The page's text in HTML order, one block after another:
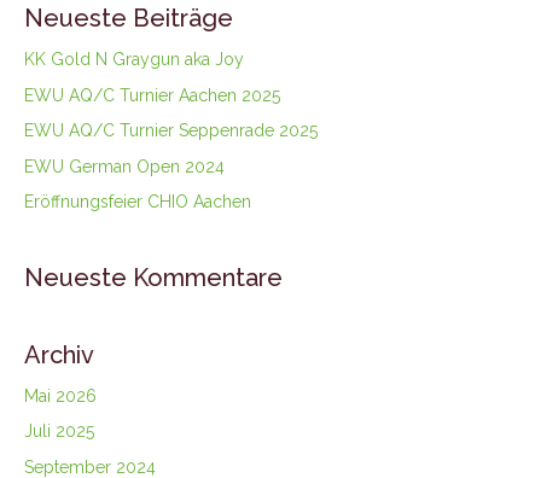
Neueste Beiträge
KK Gold N Graygun aka Joy
EWU AQ/C Turnier Aachen 2025
EWU AQ/C Turnier Seppenrade 2025
EWU German Open 2024
Eröffnungsfeier CHIO Aachen
Neueste Kommentare
Archiv
Mai 2026
Juli 2025
September 2024